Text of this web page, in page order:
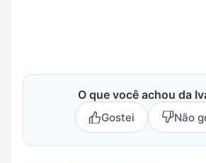
O que você achou da
Gostei Não